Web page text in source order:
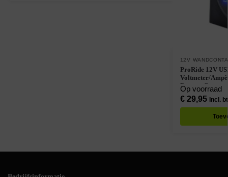
12V
ProRide 12V
Voltmeter/
Boot en
Op voorraad
€29,95 Incl.